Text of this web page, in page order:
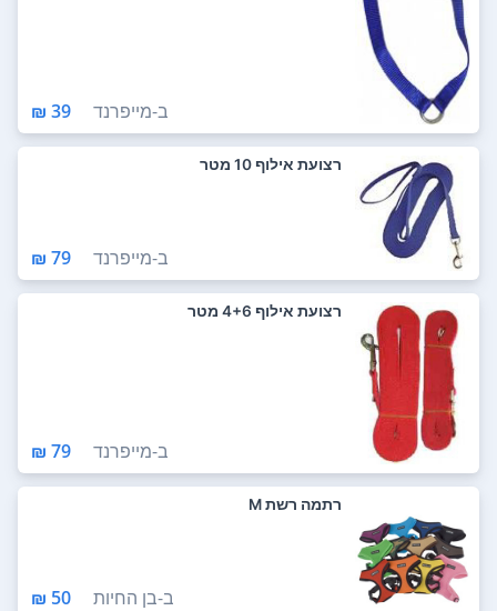
ב-מייפרנד 39 ₪
רצועת אילוף 10 מטר
ב-מייפרנד 79 ₪
רצועת אילוף 4+6 מטר
ב-מייפרנד 79 ₪
רתמה רשת M
ב-בן החיות 50 ₪